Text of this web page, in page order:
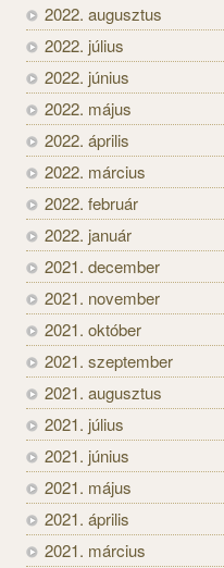
2022. augusztus
2022. július
2022. június
2022. május
2022. április
2022. március
2022. február
2022. január
2021. december
2021. november
2021. október
2021. szeptember
2021. augusztus
2021. július
2021. június
2021. május
2021. április
2021. március